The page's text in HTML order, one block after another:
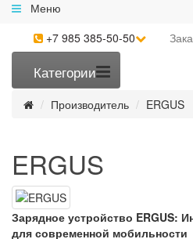
Меню
+7 985 385-50-50
Категории
Производитель ERGUS
ERGUS
Зарядное устройство ERGUS:
для современной мобильности